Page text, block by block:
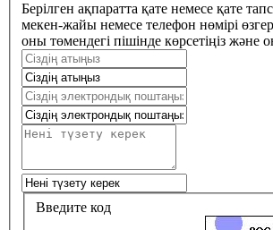
Берілген ақпаратта қате немесе қате
мекен-жайы немесе телефон нөмірі
оны төмендегі пішінде көрсетіңіз және
Введите код